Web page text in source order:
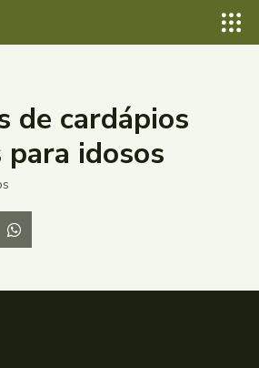
de cardápios
para idosos